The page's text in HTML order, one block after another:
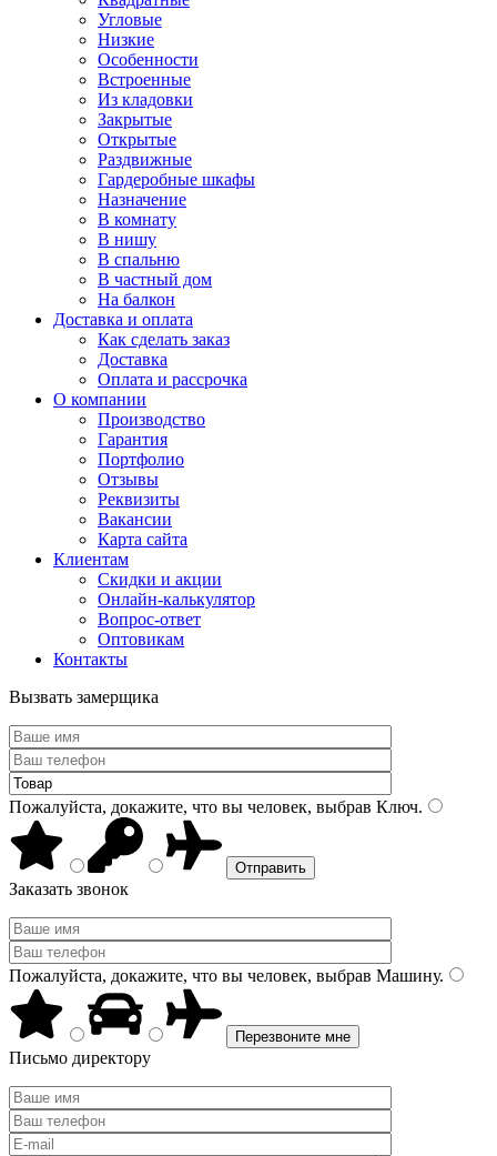
Угловые
Низкие
Особенности
Встроенные
Из кладовки
Закрытые
Открытые
Раздвижные
Гардеробные шкафы
Назначение
В комнату
В нишу
В спальню
В частный дом
На балкон
Доставка и оплата
Как сделать заказ
Доставка
Оплата и рассрочка
О компании
Производство
Гарантия
Портфолио
Отзывы
Реквизиты
Вакансии
Карта сайта
Клиентам
Скидки и акции
Онлайн-калькулятор
Вопрос-ответ
Оптовикам
Контакты
Вызвать замерщика
Пожалуйста, докажите, что вы человек, выбрав Ключ.
Заказать звонок
Пожалуйста, докажите, что вы человек, выбрав Машину.
Письмо директору